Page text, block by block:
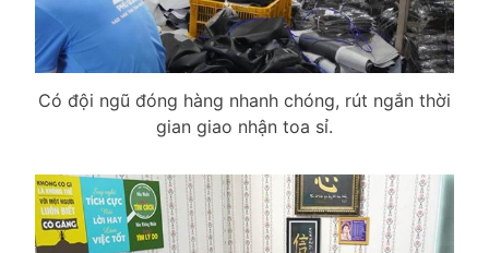
Có đội ngũ đóng hàng nhanh chóng, rút ngắn thời
gian giao nhận toa sỉ.